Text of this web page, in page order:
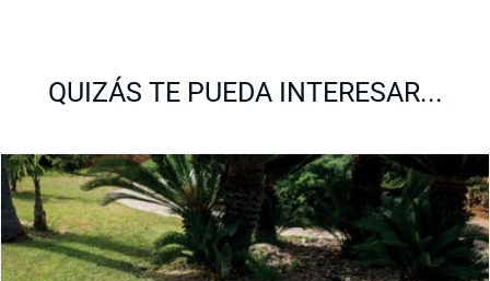
QUIZÁS TE PUEDA INTERESAR...